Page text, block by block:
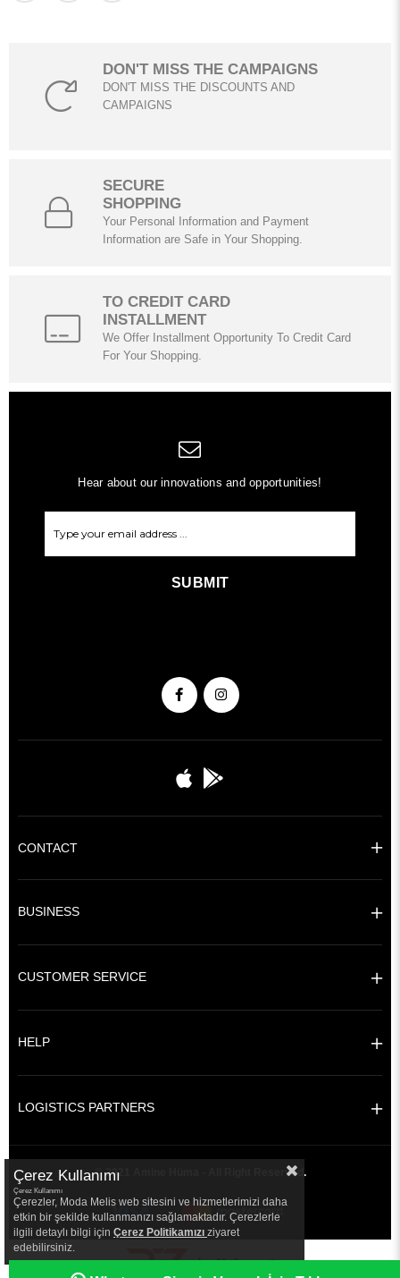
DON'T MISS THE CAMPAIGNS
DON'T MISS THE DISCOUNTS AND
CAMPAIGNS
SECURE
SHOPPING
Your Personal Information and Payment
Information are Safe in Your Shopping.
TO CREDIT CARD
INSTALLMENT
We Offer Installment Opportunity To Credit Card
For Your Shopping.
Hear about our innovations and opportunities!
SUBMIT
CONTACT
BUSINESS
CUSTOMER SERVICE
HELP
LOGISTICS PARTNERS
© 2021 Amine Hüma - All Right Reserved.
|
Çerez Kullanımı
Çerez Kullanımı
Çerezler, Moda Melis web sitesini ve hizmetlerimizi daha
etkin bir şekilde kullanmanızı sağlamaktadır. Çerezlerle
ilgili detaylı bilgi için Çerez Politikamızı ziyaret
edebilirsiniz.